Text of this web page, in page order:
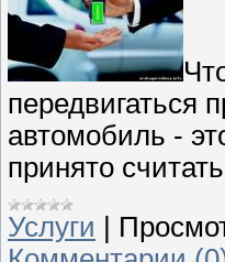
передвигаться
автомобиль -
принято
Услуги